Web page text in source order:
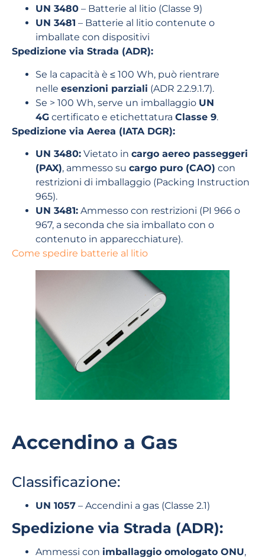
UN 3480 – Batterie al litio (Classe 9)
UN 3481 – Batterie al litio contenute o
imballate con dispositivi
Spedizione via Strada (ADR):
Se la capacità è ≤ 100 Wh, può rientrare
nelle esenzioni parziali (ADR 2.2.9.1.7).
Se > 100 Wh, serve un imballaggio UN
4G certificato e etichettatura Classe 9.
Spedizione via Aerea (IATA DGR):
UN 3480: Vietato in cargo aereo passeggeri
(PAX), ammesso su cargo puro (CAO) con
restrizioni di imballaggio (Packing Instruction
965).
UN 3481: Ammesso con restrizioni (PI 966 o
967, a seconda che sia imballato con o
contenuto in apparecchiature).
Come spedire batterie al litio
Accendino a Gas
Classificazione:
UN 1057 – Accendini a gas (Classe 2.1)
Spedizione via Strada (ADR):
Ammessi con imballaggio omologato ONU,